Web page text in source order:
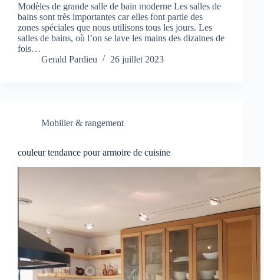
Modèles de grande salle de bain moderne Les salles de
bains sont très importantes car elles font partie des
zones spéciales que nous utilisons tous les jours. Les
salles de bains, où l’on se lave les mains des dizaines de
fois…
Gerald Pardieu
26 juillet 2023
Mobilier & rangement
couleur tendance pour armoire de cuisine